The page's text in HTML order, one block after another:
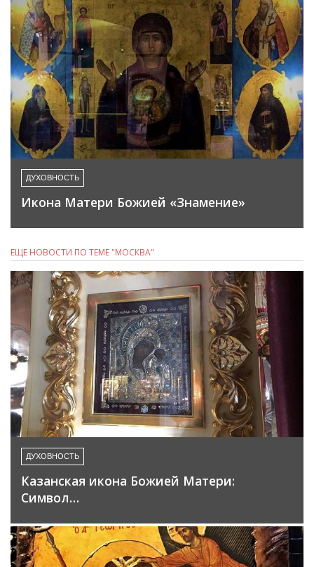
ДУХОВНОСТЬ
Икона Матери Божией «Знамение»
ЕЩЕ НОВОСТИ ПО ТЕМЕ "МОСКВА"
ДУХОВНОСТЬ
Казанская икона Божией Матери:
Символ…